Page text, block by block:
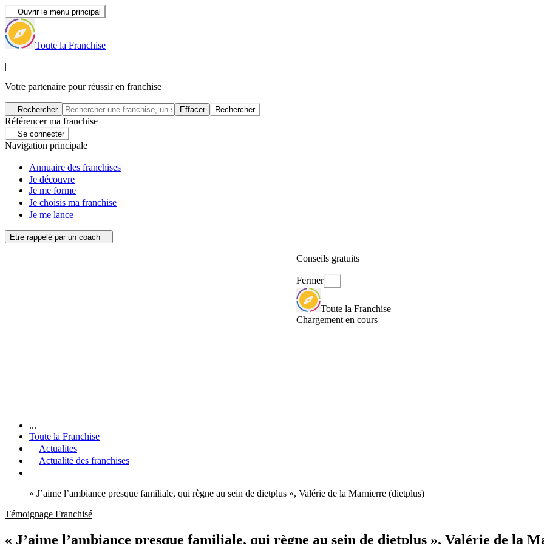
Ouvrir le menu principal
Toute la Franchise
|
Votre partenaire pour réussir en franchise
Rechercher Effacer Rechercher
Référencer ma franchise
Se connecter
Navigation principale
Annuaire des franchises
Je découvre
Je me forme
Je choisis ma franchise
Je me lance
Etre rappelé par un coach
Conseils gratuits
Fermer
Toute la Franchise
Chargement en cours
...
Toute la Franchise
Actualites
Actualité des franchises
« J’aime l’ambiance presque familiale, qui règne au sein de dietplus », Valérie de la Marnierre (dietplus)
Témoignage Franchisé
« J’aime l’ambiance presque familiale, qui règne au sein de dietplus », Valérie de la